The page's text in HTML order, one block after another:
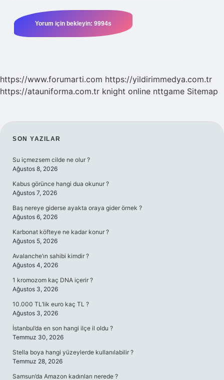
https://www.forumarti.com https://yildirimmedya.com.tr
https://atauniforma.com.tr knight online nttgame Sitemap
SIDEBAR
SON YAZILAR
Su içmezsem cilde ne olur ?
Ağustos 8, 2026
Kabus görünce hangi dua okunur ?
Ağustos 7, 2026
Baş nereye giderse ayakta oraya gider örnek ?
Ağustos 6, 2026
Karbonat köfteye ne kadar konur ?
Ağustos 5, 2026
Avalanche’ın sahibi kimdir ?
Ağustos 4, 2026
1 kromozom kaç DNA içerir ?
Ağustos 3, 2026
10.000 TL’lik euro kaç TL ?
Ağustos 3, 2026
İstanbul’da en son hangi ilçe il oldu ?
Temmuz 30, 2026
Stella boya hangi yüzeylerde kullanılabilir ?
Temmuz 28, 2026
Samsun’da Amazon kadınları nerede ?